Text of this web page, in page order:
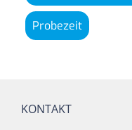
Probezeit
KONTAKT